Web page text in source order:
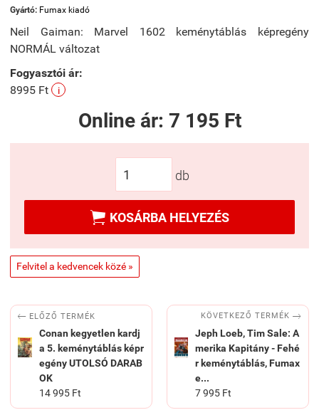
Gyártó: Fumax kiadó
Neil Gaiman: Marvel 1602 keménytáblás képregény
NORMÁL változat
Fogyasztói ár:
8995 Ft
i
Online ár: 7 195 Ft
db
 KOSÁRBA HELYEZÉS
Felvitel a kedvencek közé »
 ELŐZŐ TERMÉK
Conan kegyetlen kardj
a 5. keménytáblás képr
egény UTOLSÓ DARAB
OK
14 995 Ft
KÖVETKEZŐ TERMÉK 
Jeph Loeb, Tim Sale: A
merika Kapitány - Fehé
r keménytáblás, Fumax
e...
7 995 Ft